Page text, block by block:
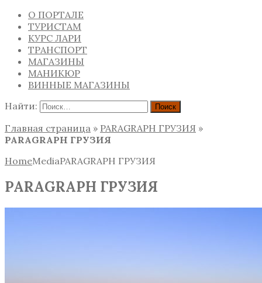
О ПОРТАЛЕ
ТУРИСТАМ
КУРС ЛАРИ
ТРАНСПОРТ
МАГАЗИНЫ
МАНИКЮР
ВИННЫЕ МАГАЗИНЫ
Найти:
Главная страница » PARAGRAPH ГРУЗИЯ »
PARAGRAPH ГРУЗИЯ
HomeMediaPARAGRAPH ГРУЗИЯ
PARAGRAPH ГРУЗИЯ